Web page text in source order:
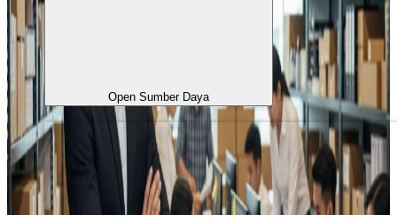
Open Sumber Daya